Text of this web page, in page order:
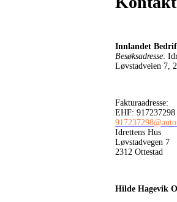
Innlandet
Besøksadresse:
Løvstadveien 7,
Fakturaadresse:
EHF: 917237298
Idrettens Hus
Løvstadvegen 7
2312 Ottestad
Hilde Hagevik